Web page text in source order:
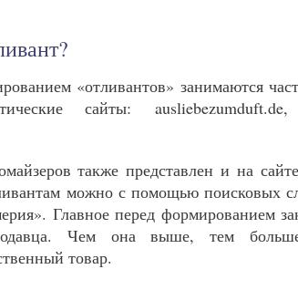
«отливантов» занимаются
сайты: ausliebezumduft.de,
также представлен и на
можно с помощью поисковых
Главное перед формированием
Чем она выше, тем
товар.